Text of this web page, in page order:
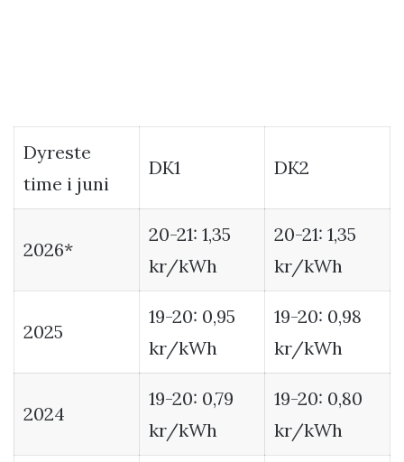
Dyreste
time i juni
DK1 DK2
2026*
20-21: 1,35
kr/kWh
20-21: 1,35
kr/kWh
2025
19-20: 0,95
kr/kWh
19-20: 0,98
kr/kWh
2024
19-20: 0,79
kr/kWh
19-20: 0,80
kr/kWh